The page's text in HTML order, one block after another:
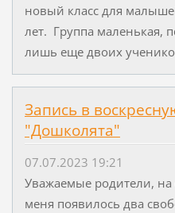
новый класс для
лет. Группа маленькая,
лишь еще двоих
Запись в
"Дошколята"
07.07.2023 19:21
Уважаемые родители,
меня появилось два